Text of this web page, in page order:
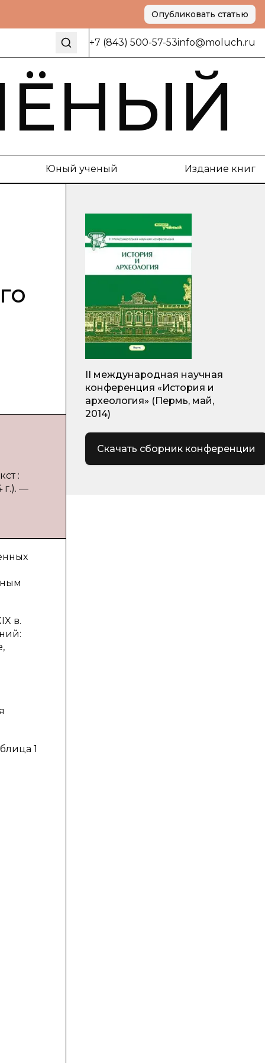
Опубликовать статью
+7 (843) 500-57-53info@moluch.ru
Юный ученый Издание книг
:
г.). —
в.
1
II международная научная
конференция «История и
археология» (Пермь, май,
2014)
Скачать сборник конференции